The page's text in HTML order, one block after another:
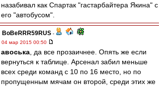
назабивал как Спартак "гастарбайтера Якина" с
его "автобусом".
BoBeRRR59RUS -
04 мар 2015 00:50
авоська , да все прозаичнее. Опять же если
вернуться к таблице. Арсенал забил меньше
всех среди команд с 10 по 16 место, но по
пропущенным мячам он второй, среди этих же